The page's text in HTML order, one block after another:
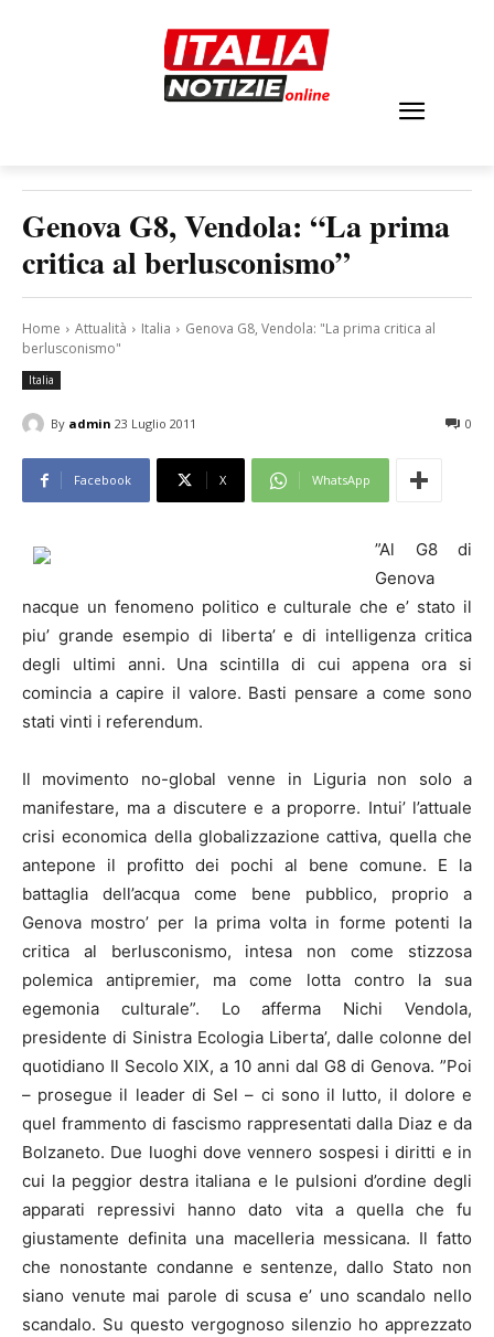
Genova G8, Vendola: “La prima
critica al berlusconismo”
Home Attualità Italia
Genova G8, Vendola: "La prima critica al
berlusconismo"
Italia
By admin 23 Luglio 2011 0
Facebook X WhatsApp
”Al G8di
Genova
nacque un fenomeno politico e culturale che e’ stato il
piu’ grande esempio di liberta’ e di intelligenza critica
degli ultimi anni. Una scintilla di cui appena ora si
comincia a capire il valore. Basti pensare a come sono
stati vinti i referendum.
Il movimento no-global venne in Liguria non solo a
manifestare, ma a discutere e a proporre. Intui’ l’attuale
crisi economica della globalizzazione cattiva, quella che
antepone il profitto dei pochi al bene comune. E la
battaglia dell’acqua come bene pubblico, proprio a
Genova mostro’ per la prima volta in forme potenti la
critica al berlusconismo, intesa non come stizzosa
polemica antipremier, ma come lotta contro la sua
egemonia culturale”. Lo afferma Nichi Vendola,
presidente di Sinistra Ecologia Liberta’, dalle colonne del
quotidiano Il Secolo XIX, a 10 anni dal G8di Genova. ”Poi
– prosegue il leader di Sel – ci sono il lutto, il dolore e
quel frammento di fascismo rappresentati dalla Diaz e da
Bolzaneto. Due luoghi dove vennero sospesi i diritti e in
cui la peggior destra italiana e le pulsioni d’ordine degli
apparati repressivi hanno dato vita a quella che fu
giustamente definita una macelleria messicana. Il fatto
che nonostante condanne e sentenze, dallo Stato non
siano venute mai parole di scusa e’ uno scandalo nello
scandalo. Su questo vergognoso silenzio ho apprezzato